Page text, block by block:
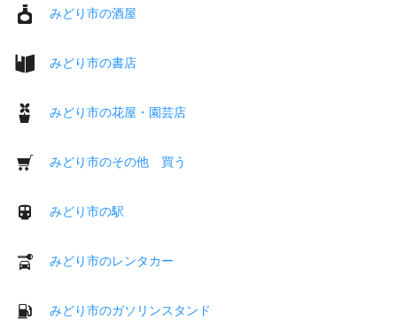
みどり市の酒屋
みどり市の書店
みどり市の花屋・園芸店
みどり市のその他 買う
みどり市の駅
みどり市のレンタカー
みどり市のガソリンスタンド